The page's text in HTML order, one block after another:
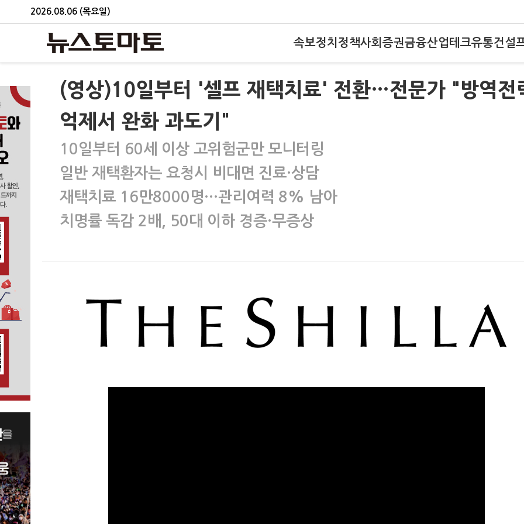
2026.08.06 (목요일)
속보정치 정책사회 증권금융산업테크유통건설
(영상)10일부터 '셀프 재택치료' 전환…전문가 "방역전
억제서 완화 과도기"
10일부터 60세 이상 고위험군만 모니터링
일반 재택환자는 요청시 비대면 진료·상담
재택치료 16만8000명…관리여력 8% 남아
치명률 독감 2배, 50대 이하 경증·무증상